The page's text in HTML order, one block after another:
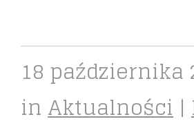
18 października
inAktualności |